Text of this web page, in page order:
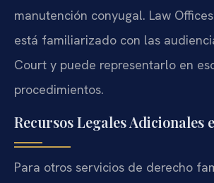
manutención conyugal. Law Offices
está familiarizado con las
Court y puede representarlo en
procedimientos.
Recursos Legales Adicionales
Para otros servicios de derecho